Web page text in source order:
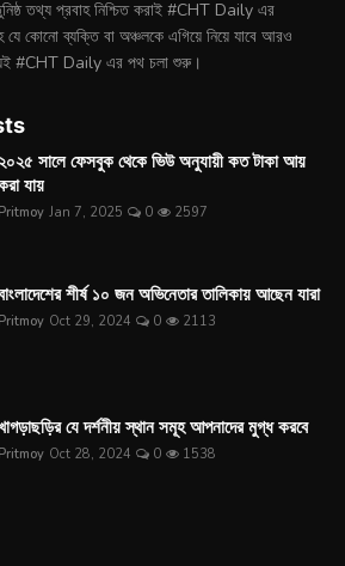
তথ্য প্রবাহ নিশ্চিত করাই #CHT Daily এর
কোনো ব্যক্তি বা অঞ্চলকে এগিয়ে নিয়ে যাবে আরও
#CHT Daily এর পথ চলা শুরু।
সালে ফেসবুক থেকে ভিউ অনুযায়ী কত টাকা আয়
যায়
Pritmoy Jan 7, 2025 0 2597
শীর্ষ ১০ জন অভিনেতার তালিকায় আছেন যারা
Pritmoy Oct 29, 2024 0 2113
যে দর্শনীয় স্থান সমূহ আপনাদের মুগ্ধ করবে
Pritmoy Oct 28, 2024 0 1538